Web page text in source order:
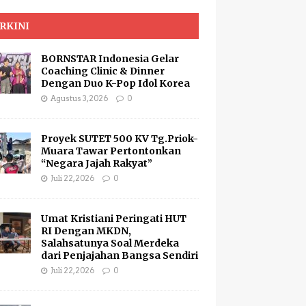
BORNSTAR Indonesia Gelar
Coaching Clinic & Dinner
Dengan Duo K-Pop Idol Korea
Agustus 3, 2026 0
Proyek SUTET 500 KV Tg.Priok-
Muara Tawar Pertontonkan
“Negara Jajah Rakyat”
Juli 22, 2026 0
Umat Kristiani Peringati HUT
RI Dengan MKDN,
Salahsatunya Soal Merdeka
dari Penjajahan Bangsa Sendiri
Juli 22, 2026 0